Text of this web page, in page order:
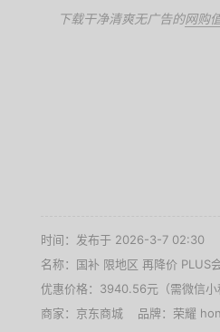
下载干净清爽无广告的网购
时间：发布于 2026-3-7 02:30
名称： 国补 限地区 再降价 PLUS
优惠价格： 3940.56元（需微信小
商家： 京东商城 品牌： 荣耀